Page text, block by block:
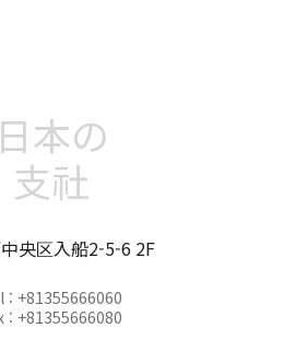
日本の
支社
央区入船2-5-6 2F
: +81355666060
: +81355666080